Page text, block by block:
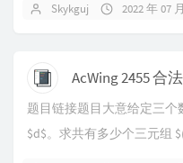
Skykguj 2022 年 07
AcWing 2455 合
题目链接题目大意给定三个
$d$。求共有多少个三元组